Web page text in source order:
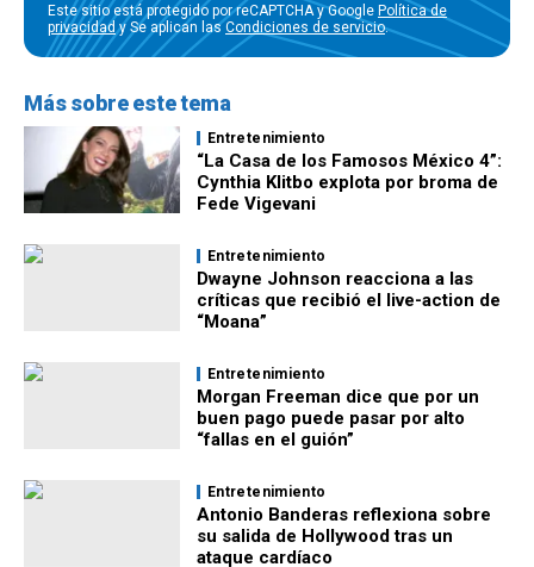
Este sitio está protegido por reCAPTCHA y Google Política de
privacidad y Se aplican lasCondiciones de servicio.
Más sobre este tema
Entretenimiento
“La Casa de los Famosos México 4”:
Cynthia Klitbo explota por broma de
Fede Vigevani
Entretenimiento
Dwayne Johnson reacciona a las
críticas que recibió el live-action de
“Moana”
Entretenimiento
Morgan Freeman dice que por un
buen pago puede pasar por alto
“fallas en el guión”
Entretenimiento
Antonio Banderas reflexiona sobre
su salida de Hollywood tras un
ataque cardíaco